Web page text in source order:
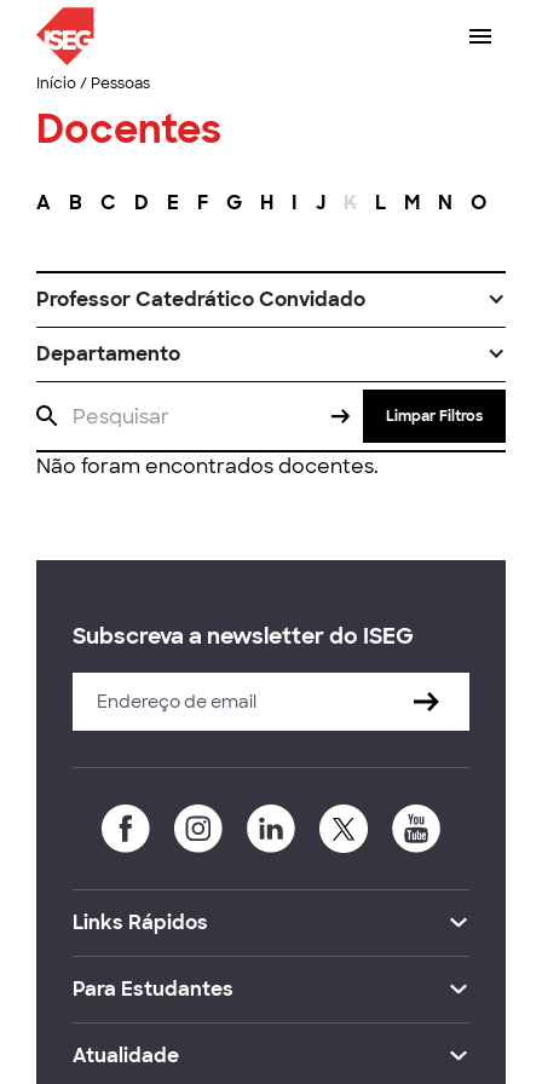
Início/ Pessoas
Docentes
A B C D E F G H I J K L M N O
Professor Catedrático Convidado
Departamento
Limpar Filtros
Não foram encontrados docentes.
Subscreva a newsletter do ISEG
Links Rápidos
Para Estudantes
Atualidade